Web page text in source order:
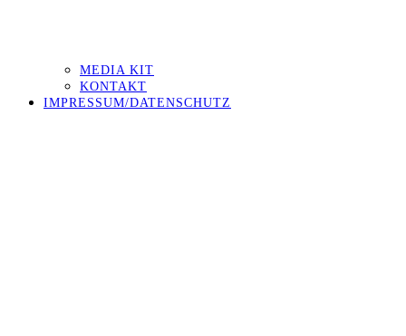
MEDIA KIT
KONTAKT
IMPRESSUM/DATENSCHUTZ